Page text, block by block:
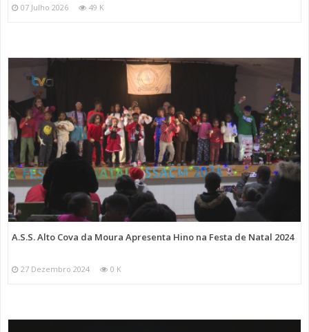
07 Julho 2026 49 K
A.S.S. Alto Cova da Moura Apresenta Hino na Festa de Natal 2024
27 Dezembro 2024 0 K